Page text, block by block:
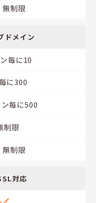
無制限
ドメイン
毎に10
に300
ン毎に500
制限
無制限
対応